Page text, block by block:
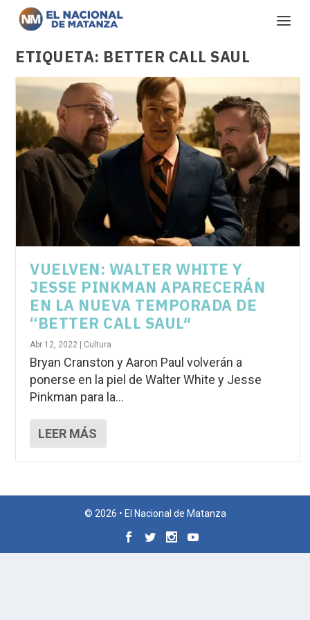
ETIQUETA: BETTER CALL SAUL
VUELVEN: WALTER WHITE Y
JESSE PINKMAN APARECERÁN
EN LA NUEVA TEMPORADA DE
“BETTER CALL SAUL″
Abr 12, 2022 Cultura
Bryan Cranston y Aaron Paul volverán a
ponerse en la piel de Walter White y Jesse
Pinkman para la...
LEER MÁS
© 2026 • El Nacional de Matanza